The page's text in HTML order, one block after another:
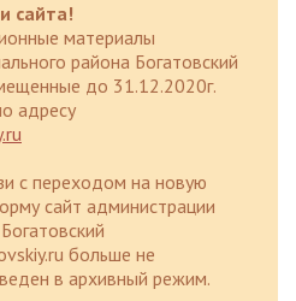
сайта!
материалы
района Богатовский
до 31.12.2020г.
адресу
с переходом на новую
сайт администрации
больше не
в архивный режим.